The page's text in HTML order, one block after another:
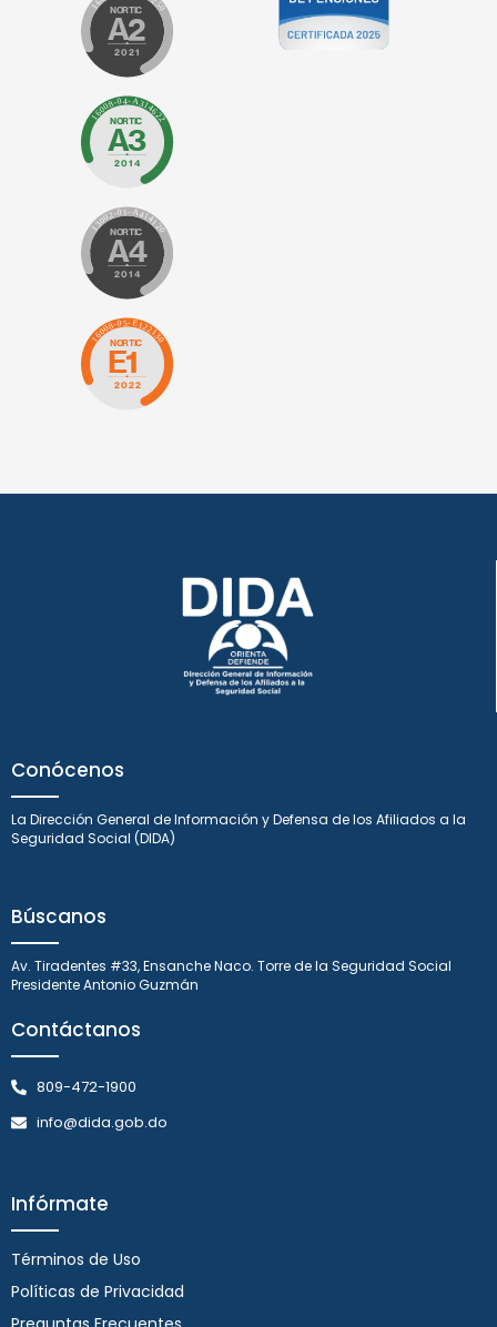
Conócenos
La Dirección General de Información y Defensa de los Afiliados a la
Seguridad Social (DIDA)
Búscanos
Av. Tiradentes #33, Ensanche Naco. Torre de la Seguridad Social
Presidente Antonio Guzmán
Contáctanos
809-472-1900
info@dida.gob.do
Infórmate
Términos de Uso
Políticas de Privacidad